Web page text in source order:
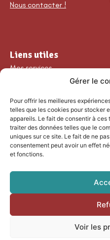
Gérer le
Pour offrir les meilleures
telles que les cookies pour stocker
appareils. Le fait de consentir à
traiter des données telles que le
uniques sur ce site. Le fait de ne
consentement peut avoir un effet
et fonctions.
Voir les
Nous contacter !
Liens utiles
Mes services
Nos loisirs
Agenda
Les temps forts
Partenaires et
Plan